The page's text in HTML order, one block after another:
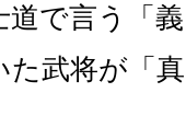
道で言う「
た武将が「真